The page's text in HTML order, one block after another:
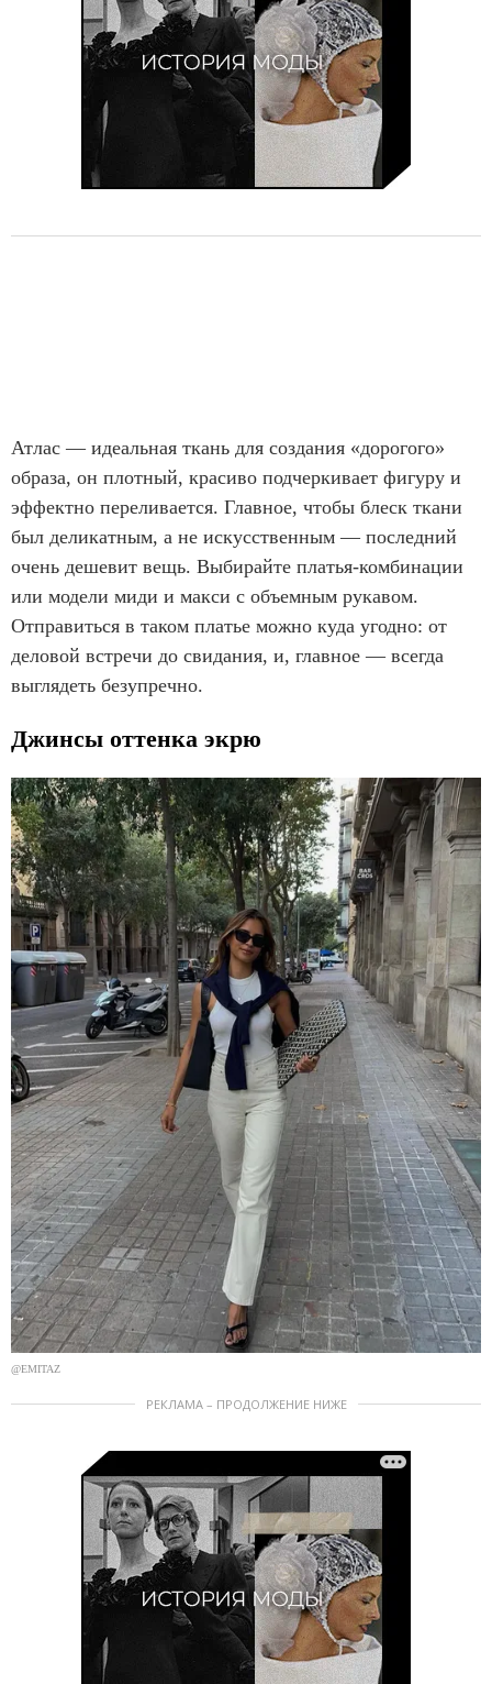
Атлас — идеальная ткань для создания «дорогого»
образа, он плотный, красиво подчеркивает фигуру и
эффектно переливается. Главное, чтобы блеск ткани
был деликатным, а не искусственным — последний
очень дешевит вещь. Выбирайте платья-комбинации
или модели миди и макси с объемным рукавом.
Отправиться в таком платье можно куда угодно: от
деловой встречи до свидания, и, главное — всегда
выглядеть безупречно.
Джинсы оттенка экрю
@EMITAZ
РЕКЛАМА – ПРОДОЛЖЕНИЕ НИЖЕ